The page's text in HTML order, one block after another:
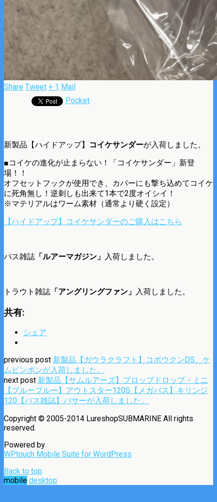
Share Tweet + 1 Mail
Pocket
新製品【ハイドアップ】 コイケサンダーが入荷しました。
■コイケの進化が止まらない！「コイケサンダー」新登
場！！
オフセットフックが使用でき、カバーにも撃ち込めてコイケ
に死角無し！逆刺しも出来て1本で2度オイシイ！
※マテリアルはワーム素材（通常より硬く設定）
【ハイドアップ】コイケサンダーのご購入はこちら
バス雑誌 「ルアーマガジン」 入荷しました。
トラウト雑誌 「アングリングファン」 入荷しました。
共有:
シェア
previous post 新製品【ガウラクラフト】コボウクンDS、ケ
ムピンポンが入荷しました。
next post 新製品【サムルアーズ】プロップドロップ・ミニ
【ブルーブルー】アウトスター120S【メガバス】キリンジ
120【バス雑誌】バサーが入荷しました。
Copyright © 2005-2014 LureshopSUBMARINE All rights
reserved.
Powered by
WPtouch Mobile Suite for WordPress
Back to top
mobile desktop